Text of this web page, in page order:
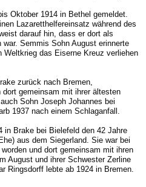
Oktober 1914 in Bethel gemeldet.
Lazaretthelfereinsatz während des
darauf hin, dass er dort als
Semmis Sohn August erinnerte
das Eiserne Kreuz verliehen
zurück nach Bremen,
gemeinsam mit ihrer ältesten
Sohn Joseph Johannes bei
1937 nach einem Schlaganfall.
in Brake bei Bielefeld den 42 Jahre
aus dem Siegerland. Sie war bei
und dort gemeinsam mit ihren
August und ihrer Schwester Zerline
Ringsdorff lebte ab 1924 in Bremen.